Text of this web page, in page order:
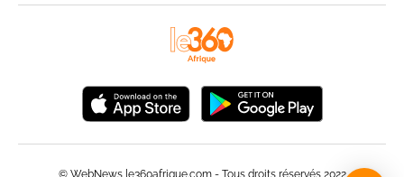
© WebNews le360afrique.com - Tous droits réservés 2022